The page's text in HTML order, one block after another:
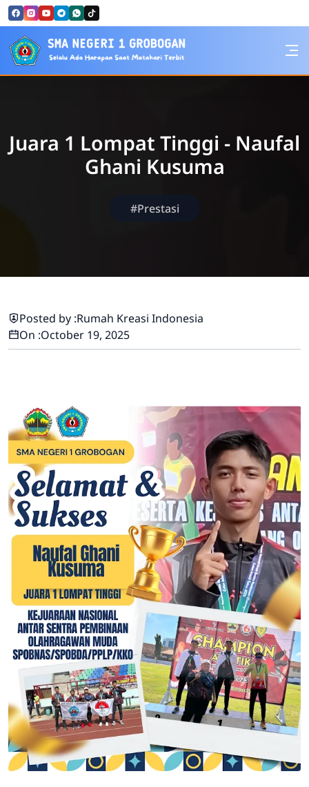
Skip to Content
SMA Negeri 1 Grobogan
Juara 1 Lompat Tinggi - Naufal
Ghani Kusuma
#Prestasi
Posted by :Rumah Kreasi Indonesia
On :October 19, 2025